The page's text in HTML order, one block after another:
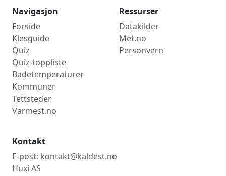
Navigasjon
Forside
Klesguide
Quiz
Quiz-toppliste
Badetemperaturer
Kommuner
Tettsteder
Varmest.no
Ressurser
Datakilder
Met.no
Personvern
Kontakt
E-post: kontakt@kaldest.no
Huxi AS